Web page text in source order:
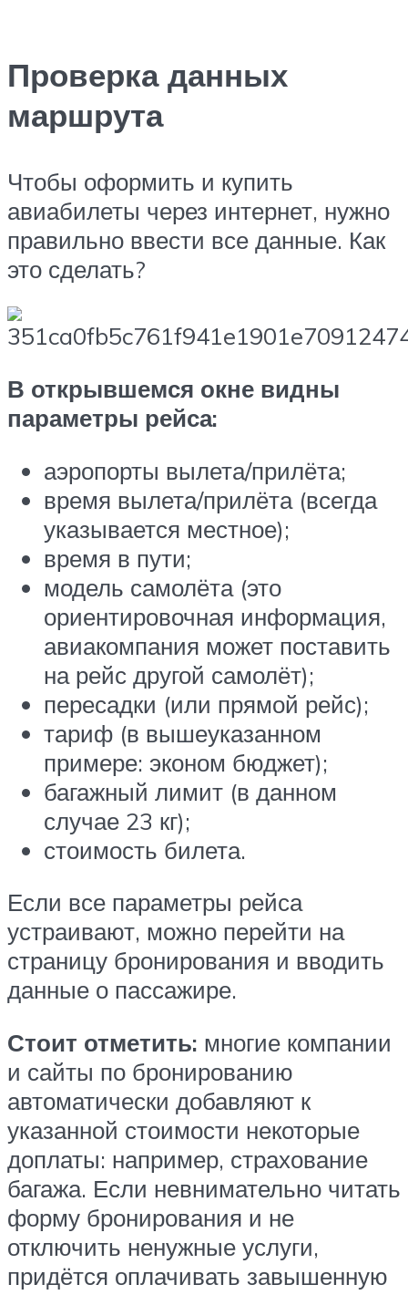
Проверка данных
маршрута
Чтобы оформить и купить
авиабилеты через интернет, нужно
правильно ввести все данные. Как
это сделать?
В открывшемся окне видны
параметры рейса:
аэропорты вылета/прилёта;
время вылета/прилёта (всегда
указывается местное);
время в пути;
модель самолёта (это
ориентировочная информация,
авиакомпания может поставить
на рейс другой самолёт);
пересадки (или прямой рейс);
тариф (в вышеуказанном
примере: эконом бюджет);
багажный лимит (в данном
случае 23 кг);
стоимость билета.
Если все параметры рейса
устраивают, можно перейти на
страницу бронирования и вводить
данные о пассажире.
Стоит отметить: многие компании
и сайты по бронированию
автоматически добавляют к
указанной стоимости некоторые
доплаты: например, страхование
багажа. Если невнимательно читать
форму бронирования и не
отключить ненужные услуги,
придётся оплачивать завышенную